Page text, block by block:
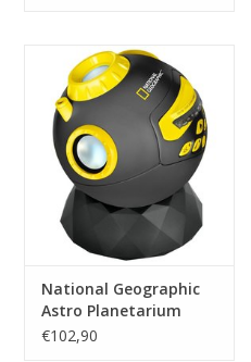
National Geographic
Astro Planetarium
Multimedia
€102,90